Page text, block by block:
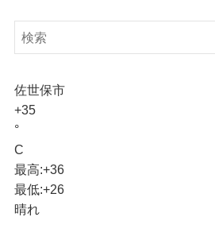
佐世保市
+35
°
C
最高:+36
最低:+26
晴れ